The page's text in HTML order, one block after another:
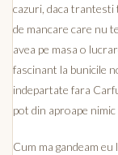
cazuri, daca trantesti
de mancare care nu
avea pe masa o
fascinant la bunicile
indepartate fara
pot din aproape
Cum ma gandeam eu